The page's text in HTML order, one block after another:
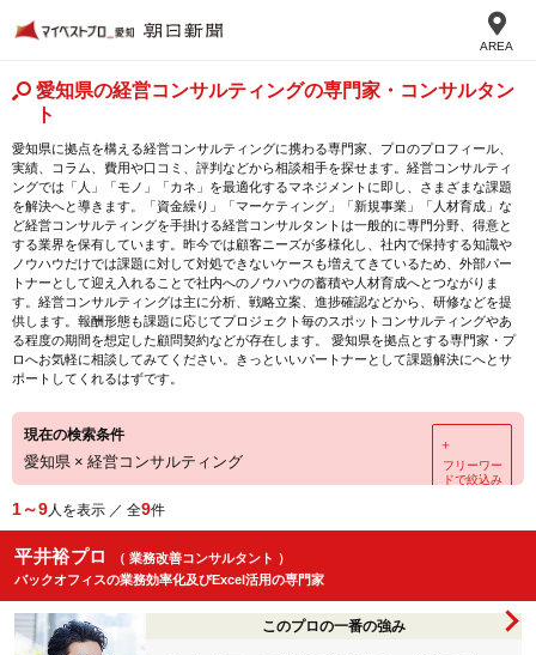
AREA
愛知県の経営コンサルティングの専門家・コンサルタン
ト
愛知県に拠点を構える経営コンサルティングに携わる専門家、プロのプロフィール、
実績、コラム、費用や口コミ、評判などから相談相手を探せます。経営コンサルティ
ングでは「人」「モノ」「カネ」を最適化するマネジメントに即し、さまざまな課題
を解決へと導きます。「資金繰り」「マーケティング」「新規事業」「人材育成」な
ど経営コンサルティングを手掛ける経営コンサルタントは一般的に専門分野、得意と
する業界を保有しています。昨今では顧客ニーズが多様化し、社内で保持する知識や
ノウハウだけでは課題に対して対処できないケースも増えてきているため、外部パー
トナーとして迎え入れることで社内へのノウハウの蓄積や人材育成へとつながりま
す。経営コンサルティングは主に分析、戦略立案、進捗確認などから、研修などを提
供します。報酬形態も課題に応じてプロジェクト毎のスポットコンサルティングやあ
る程度の期間を想定した顧問契約などが存在します。 愛知県を拠点とする専門家・プ
ロへお気軽に相談してみてください。きっといいパートナーとして課題解決にへとサ
ポートしてくれるはずです。
現在の検索条件
愛知県 × 経営コンサルティング
＋
フリーワー
ドで絞込み
1～9人を表示 ／ 全9件
平井裕プロ
（ 業務改善コンサルタント ）
バックオフィスの業務効率化及びExcel活用の専門家
このプロの一番の強み